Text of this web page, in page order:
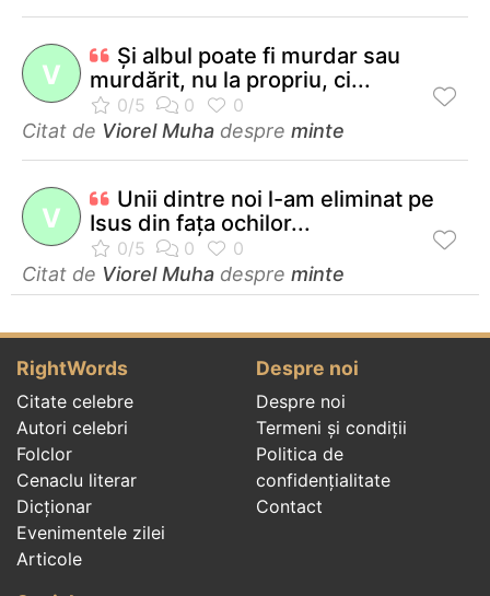
V
Şi albul poate fi murdar sau
murdărit, nu la propriu, ci...
Citat de Viorel Muha despre minte
V
Unii dintre noi l-am eliminat pe
Isus din faţa ochilor...
Citat de Viorel Muha despre minte
RightWords
Citate celebre
Autori celebri
Folclor
Cenaclu literar
Dicționar
Evenimentele zilei
Articole
Despre noi
Despre noi
Termeni și condiții
Politica de
confidenţialitate
Contact